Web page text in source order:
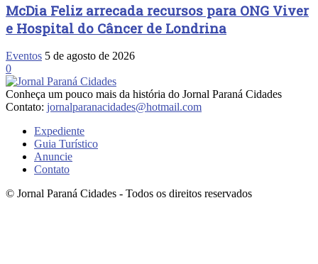
McDia Feliz arrecada recursos para ONG Viver
e Hospital do Câncer de Londrina
Eventos 5 de agosto de 2026
0
Conheça um pouco mais da história do Jornal Paraná Cidades
Contato: jornalparanacidades@hotmail.com
Expediente
Guia Turístico
Anuncie
Contato
© Jornal Paraná Cidades - Todos os direitos reservados